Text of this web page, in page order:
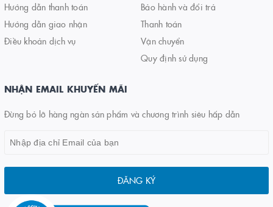
Hướng dẫn thanh toán
Hướng dẫn giao nhận
Điều khoản dịch vụ
Bảo hành và đổi trả
Thanh toán
Vận chuyển
Quy định sử dụng
NHẬN EMAIL KHUYẾN MÃI
Đừng bỏ lỡ hàng ngàn sản phẩm và chương trình siêu hấp dẫn
ĐĂNG KÝ